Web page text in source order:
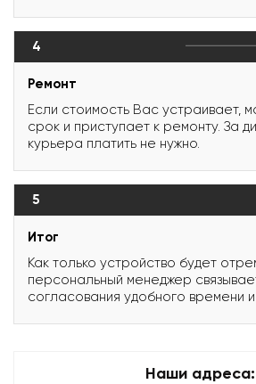
4
Ремонт
Если стоимость Вас устраивает,
срок и приступает к ремонту. За
курьера платить не нужно.
5
Итог
Как только устройство будет
персональный менеджер
согласования удобного времени
Наши адреса: